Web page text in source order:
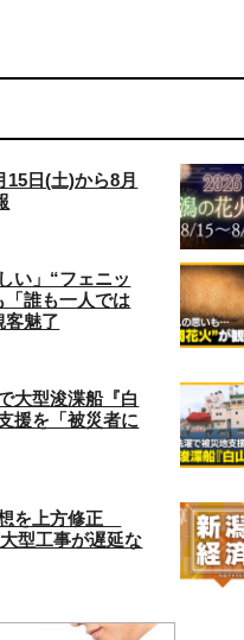
15日(土)から8月
い」“フェニッ
「誰も一人では
客魅了
大型浚渫船『白
援を「被災者に
を上方修正
型工事が遅延な